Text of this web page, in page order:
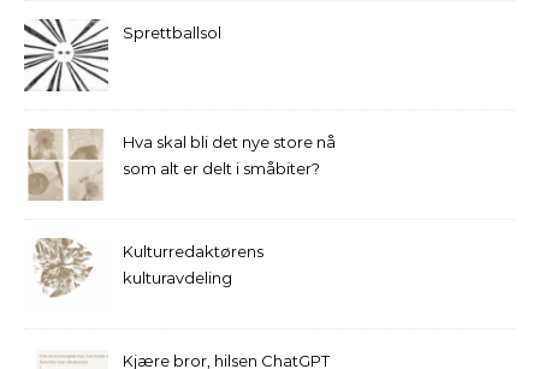
Sprettballsol
Hva skal bli det nye store nå
som alt er delt i småbiter?
Kulturredaktørens
kulturavdeling
Kjære bror, hilsen ChatGPT